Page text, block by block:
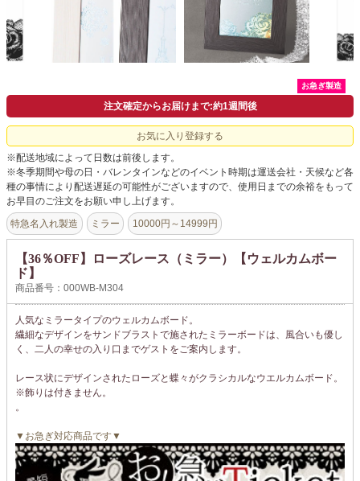
無料サンプル・資料請求
お急ぎ製造
注文確定からお届けまで:約1週間後
お気に入り登録する
※配送地域によって日数は前後します。
※冬季期間や母の日・バレンタインなどのイベント時期は運送会社・天候など各
種の事情により配送遅延の可能性がございますので、使用日までの余裕をもって
お早目のご注文をお願い申し上げます。
特急名入れ製造 ミラー 10000円～14999円
【36％OFF】ローズレース（ミラー）【ウェルカムボー
ド】
商品番号：000WB-M304
人気なミラータイプのウェルカムボード。
繊細なデザインをサンドブラストで施されたミラーボードは、風合いも優し
く、二人の幸せの入り口までゲストをご案内します。
レース状にデザインされたローズと蝶々がクラシカルなウエルカムボード。
※飾りは付きません。
。
▼お急ぎ対応商品です▼